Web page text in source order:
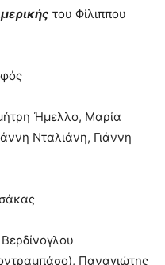
του Φίλιππου
Ήμελλο, Μαρία
Νταλιάνη, Γιάννη
Παναγιώτης